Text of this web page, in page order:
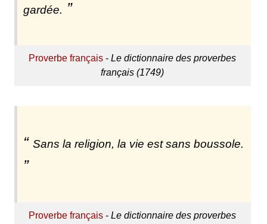
gardée.
Proverbe français -Le dictionnaire des proverbes
français (1749)
Sans la religion, la vie est sans boussole.
Proverbe français -Le dictionnaire des proverbes